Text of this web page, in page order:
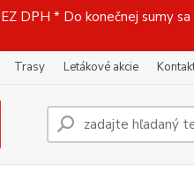
DPH * Do konečnej sumy
Trasy Letákové akcie